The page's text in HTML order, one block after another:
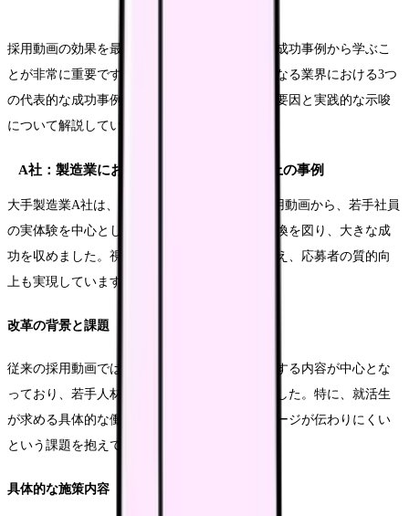
採用動画の効果を最大化するためには、実際の成功事例から学ぶこ
とが非常に重要です。このセクションでは、異なる業界における3つ
の代表的な成功事例を詳しく分析し、その成功要因と実践的な示唆
について解説していきます。
A社：製造業における視聴完了率200%向上の事例
大手製造業A社は、従来型の企業紹介中心の採用動画から、若手社員
の実体験を中心とした新しいアプローチへと転換を図り、大きな成
功を収めました。視聴完了率の大幅な向上に加え、応募者の質的向
上も実現しています。
改革の背景と課題
従来の採用動画では、企業規模や技術力を強調する内容が中心とな
っており、若手人材への訴求力が不足していました。特に、就活生
が求める具体的な働き方やキャリアパスのイメージが伝わりにくい
という課題を抱えていました。
具体的な施策内容